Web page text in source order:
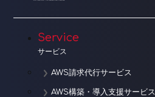
シ
ン
Service
サービス
AWS請求代行サービス
AWS構築・導入支援サービス